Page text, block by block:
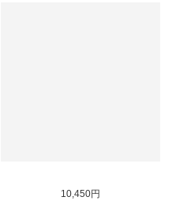
10,450円